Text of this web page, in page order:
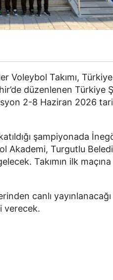
Voleybol Takımı,
düzenlenen Türkiye
2-8 Haziran 2026
şampiyonada
Akademi, Turgutlu
Takımın ilk
canlı
verecek.